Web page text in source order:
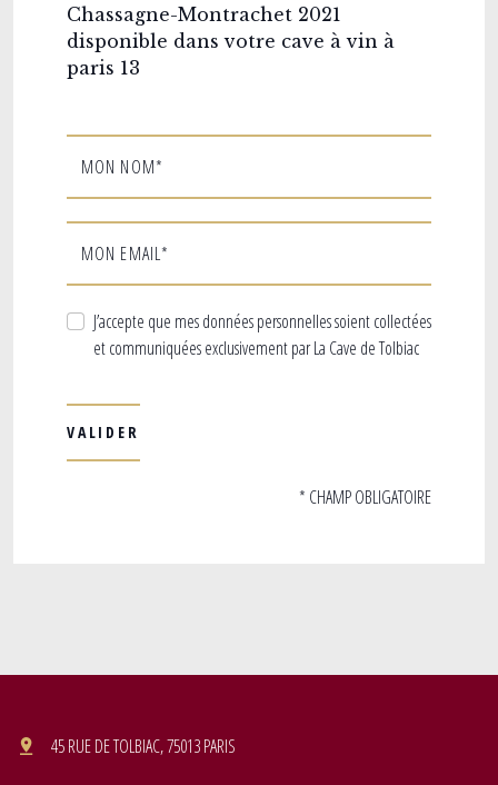
Chassagne-Montrachet 2021
disponible dans votre cave à vin à
paris 13
MON NOM*
MON EMAIL*
J’accepte que mes données personnelles soient collectées
et communiquées exclusivement par La Cave de Tolbiac
* CHAMP OBLIGATOIRE
45 RUE DE TOLBIAC, 75013 PARIS